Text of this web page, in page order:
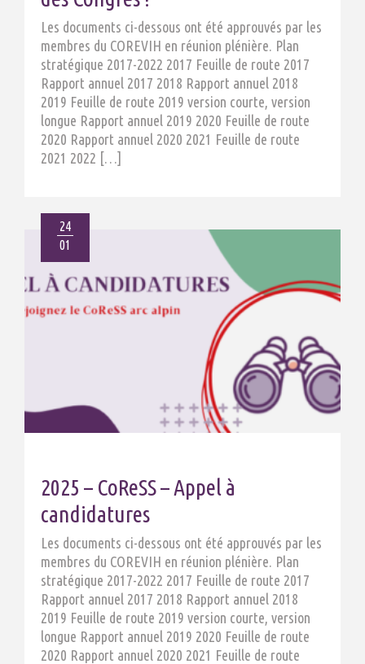
Les documents ci-dessous ont été approuvés par les
membres du COREVIH en réunion plénière. Plan
stratégique 2017-2022 2017 Feuille de route 2017
Rapport annuel 2017 2018 Rapport annuel 2018
2019 Feuille de route 2019 version courte, version
longue Rapport annuel 2019 2020 Feuille de route
2020 Rapport annuel 2020 2021 Feuille de route
2021 2022 […]
24
01
2025 – CoReSS – Appel à
candidatures
Les documents ci-dessous ont été approuvés par les
membres du COREVIH en réunion plénière. Plan
stratégique 2017-2022 2017 Feuille de route 2017
Rapport annuel 2017 2018 Rapport annuel 2018
2019 Feuille de route 2019 version courte, version
longue Rapport annuel 2019 2020 Feuille de route
2020 Rapport annuel 2020 2021 Feuille de route